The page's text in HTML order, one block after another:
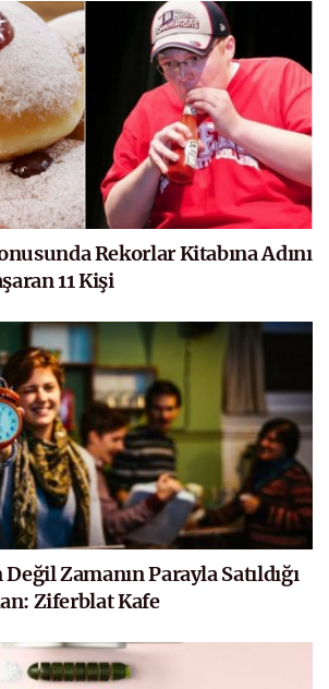
Rekorlar Kitabına Adını
11 Kişi
Zamanın Parayla Satıldığı
Ziferblat Kafe